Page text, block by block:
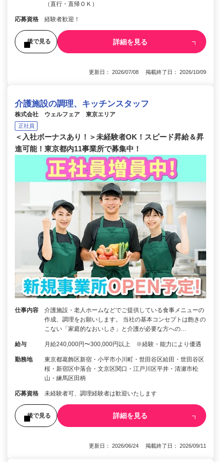
（直行・直帰ＯＫ）
応募資格 経験者歓迎！
後で見る 詳細を見る
更新日： 2026/07/08 掲載終了日： 2026/10/09
介護施設の調理、キッチンスタッフ
株式会社 ウェルフェア 東京エリア
正社員
＜入社ボーナスあり！＞未経験者OK！スピード昇給＆昇
進可能！東京都内11事業所で募集中！
仕事内容
介護施設・老人ホームなどでご提供している食事メニューの
作成、調理をお願いします。 当社の基本コンセプトは飽きの
こない「家庭的なおいしさ」と介護が必要な方への…
給与 月給240,000円〜300,000円以上 ※経験・能力により優遇
勤務地
東京都葛飾区新宿・小平市小川町・世田谷区給田・世田谷区
桜・新宿区中落合・文京区関口・江戸川区平井・清瀬市松
山・練馬区田柄
応募資格 未経験者可、調理経験者は歓迎いたします
後で見る 詳細を見る
更新日： 2026/06/24 掲載終了日： 2026/09/11